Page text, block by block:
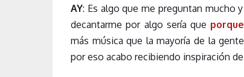
AY: Es algo que me preguntan mucho
decantarme por algo sería que
más música que la mayoría de la
por eso acabo recibiendo inspiración